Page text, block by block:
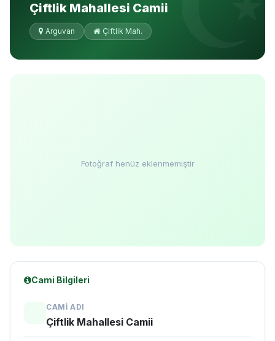
Çiftlik Mahallesi Camii
Arguvan Çiftlik Mah.
Fotoğraf henüz eklenmemiştir
Cami Bilgileri
CAMI ADI
Çiftlik Mahallesi Camii